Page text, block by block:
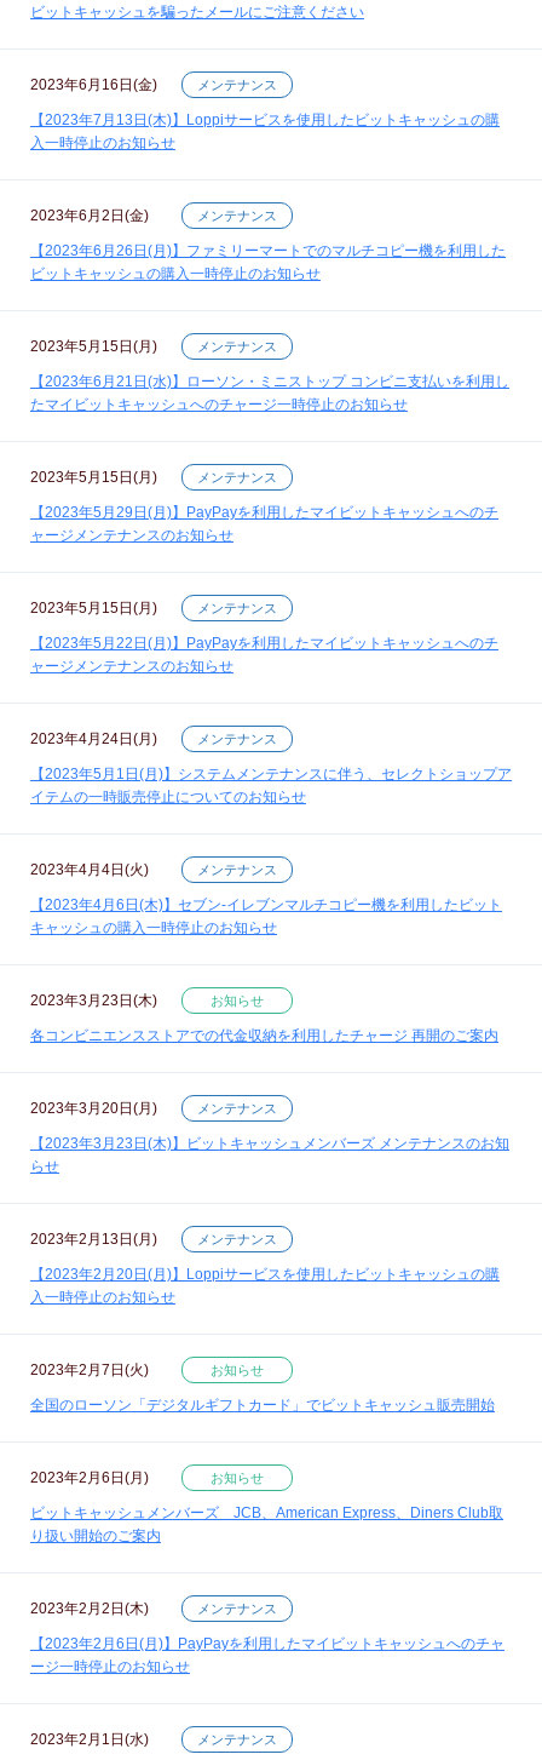
ビットキャッシュを騙ったメールにご注意ください
2023年6月16日(金) メンテナンス
【2023年7月13日(木)】Loppiサービスを使用したビットキャッシュの購
入一時停止のお知らせ
2023年6月2日(金) メンテナンス
【2023年6月26日(月)】ファミリーマートでのマルチコピー機を利用した
ビットキャッシュの購入一時停止のお知らせ
2023年5月15日(月) メンテナンス
【2023年6月21日(水)】ローソン・ミニストップ コンビニ支払いを利用し
たマイビットキャッシュへのチャージ一時停止のお知らせ
2023年5月15日(月) メンテナンス
【2023年5月29日(月)】PayPayを利用したマイビットキャッシュへのチ
ャージメンテナンスのお知らせ
2023年5月15日(月) メンテナンス
【2023年5月22日(月)】PayPayを利用したマイビットキャッシュへのチ
ャージメンテナンスのお知らせ
2023年4月24日(月) メンテナンス
【2023年5月1日(月)】システムメンテナンスに伴う、セレクトショップア
イテムの一時販売停止についてのお知らせ
2023年4月4日(火) メンテナンス
【2023年4月6日(木)】セブン‐イレブンマルチコピー機を利用したビット
キャッシュの購入一時停止のお知らせ
2023年3月23日(木) お知らせ
各コンビニエンスストアでの代金収納を利用したチャージ 再開のご案内
2023年3月20日(月) メンテナンス
【2023年3月23日(木)】ビットキャッシュメンバーズ メンテナンスのお知
らせ
2023年2月13日(月) メンテナンス
【2023年2月20日(月)】Loppiサービスを使用したビットキャッシュの購
入一時停止のお知らせ
2023年2月7日(火) お知らせ
全国のローソン「デジタルギフトカード」でビットキャッシュ販売開始
2023年2月6日(月) お知らせ
ビットキャッシュメンバーズ JCB、American Express、Diners Club取
り扱い開始のご案内
2023年2月2日(木) メンテナンス
【2023年2月6日(月)】PayPayを利用したマイビットキャッシュへのチャ
ージ一時停止のお知らせ
2023年2月1日(水) メンテナンス